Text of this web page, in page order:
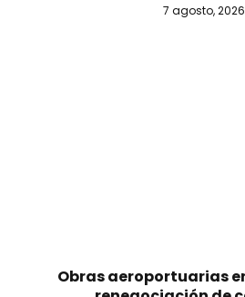
7 agosto, 2026
Obras aeroportuarias